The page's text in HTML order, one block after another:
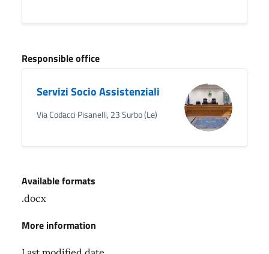
Responsible office
Servizi Socio Assistenziali
Via Codacci Pisanelli, 23 Surbo (Le)
Available formats
.docx
More information